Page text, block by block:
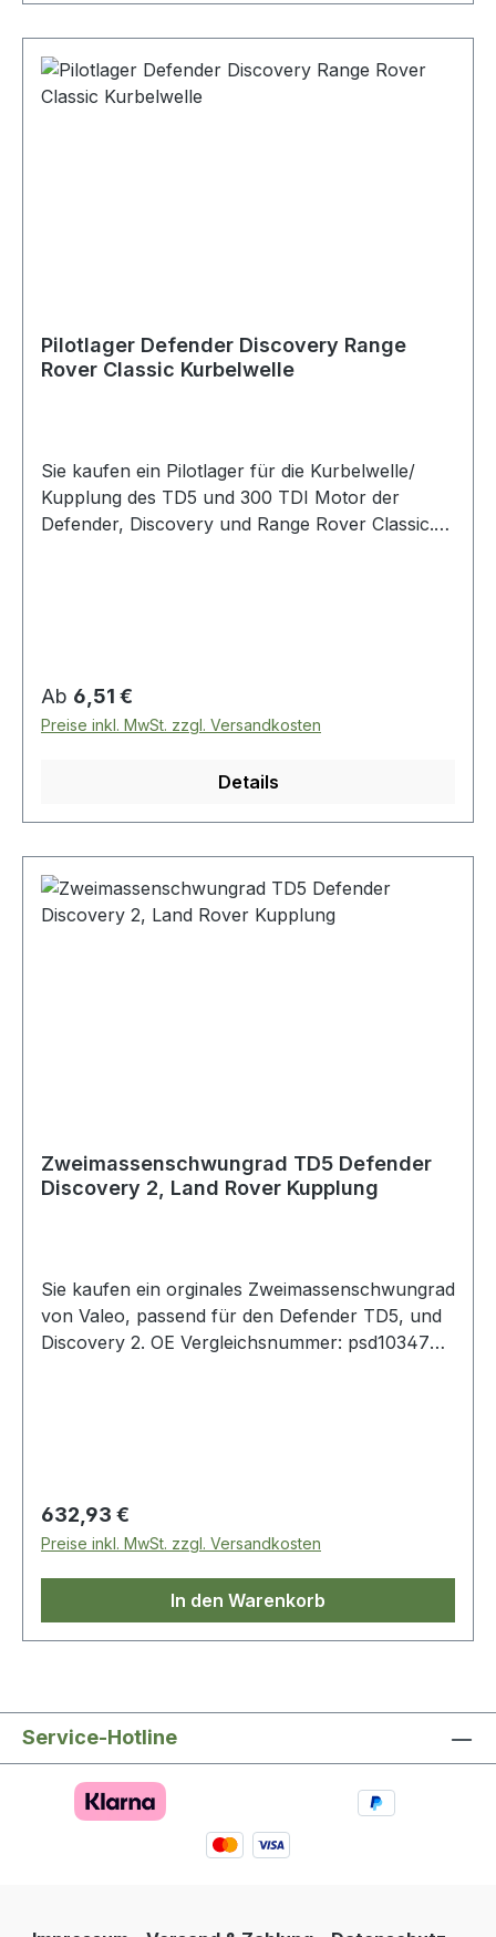
Pilotlager Defender Discovery Range
Rover Classic Kurbelwelle
Sie kaufen ein Pilotlager für die Kurbelwelle/
Kupplung des TD5 und 300 TDI Motor der
Defender, Discovery und Range Rover Classic.
Regulärer Preis:
Ab 6,51 €
Preise inkl. MwSt. zzgl. Versandkosten
Details
Zweimassenschwungrad TD5 Defender
Discovery 2, Land Rover Kupplung
Sie kaufen ein orginales Zweimassenschwungrad
von Valeo, passend für den Defender TD5, und
Discovery 2. OE Vergleichsnummer: psd103470
Regulärer Preis:
632,93 €
Preise inkl. MwSt. zzgl. Versandkosten
In den Warenkorb
Service-Hotline